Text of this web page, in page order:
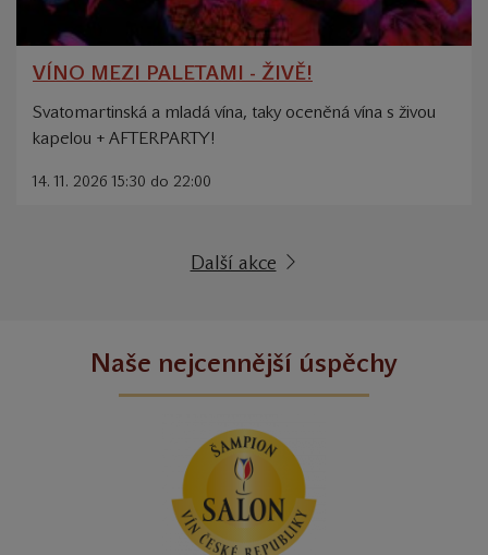
VÍNO MEZI PALETAMI - ŽIVĚ!
Svatomartinská a mladá vína, taky oceněná vína s živou
kapelou + AFTERPARTY!
14. 11. 2026 15:30 do 22:00
Další akce
Naše nejcennější úspěchy